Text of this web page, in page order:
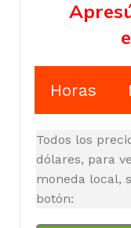
Horas
Todos los
dólares, para
moneda local,
botón: